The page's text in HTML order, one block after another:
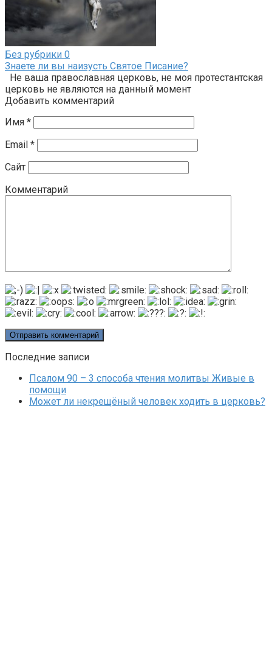
Без рубрики 0
Знаете ли вы наизусть Святое Писание?
Не ваша православная церковь, не моя протестантская
церковь не являются на данный момент
Добавить комментарий
Имя *
Email *
Сайт
Комментарий
Последние записи
Псалом 90 – 3 способа чтения молитвы Живые в
помощи
Может ли некрещёный человек ходить в церковь?